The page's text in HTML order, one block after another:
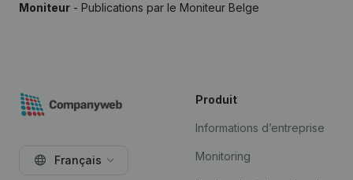
Moniteur - Publications par le Moniteur Belge
Français
Produit
Informations d’entreprise
Monitoring